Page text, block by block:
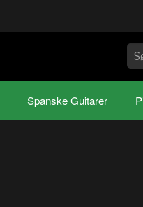
Spanske Guitarer